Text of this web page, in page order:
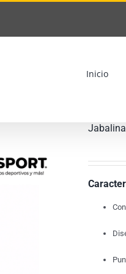
Inicio